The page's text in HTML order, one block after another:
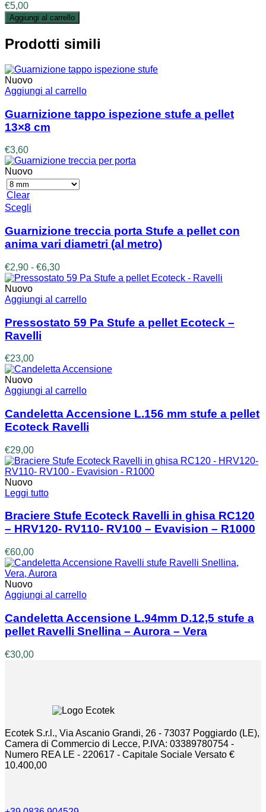
€5,00
Aggiungi al carrello
Prodotti simili
Nuovo
Aggiungi al carrello
Guarnizione tappo ispezione stufe a pellet
13×8 cm
€3,60
Nuovo
Clear
Scegli
ha
più
varianti.
opzioni
possono
essere
scelte
pagina
del
Guarnizione treccia porta Stufe a pellet con
anima vari diametri (al metro)
€2,90 - €6,30Fascia
di
da
a
€6,30
Nuovo
Aggiungi al carrello
Pressostato 59 Pa Stufe a pellet Ecoteck –
Ravelli
€23,00
Nuovo
Aggiungi al carrello
Candeletta Accensione L.156 mm stufe a pellet
Ecoteck Ravelli
€29,00
Nuovo
Leggi tutto
Braciere Stufe Ecoteck Ravelli in ghisa RC120
– HRV120- RV110- RV100 – Evavision – R1000
€60,00
Nuovo
Aggiungi al carrello
Candeletta Accensione L.94mm D.12,5 stufe a
pellet Ravelli Snellina – Aurora – Vera
€30,00
Ecotek S.r.l., Via Ascanio Grandi, 26 - 73037 Poggiardo (LE),
Camera di Commercio di Lecce, P.IVA: 03389780754 -
Numero REA LE - 220617 - Capitale Sociale Versato €
10.400,00